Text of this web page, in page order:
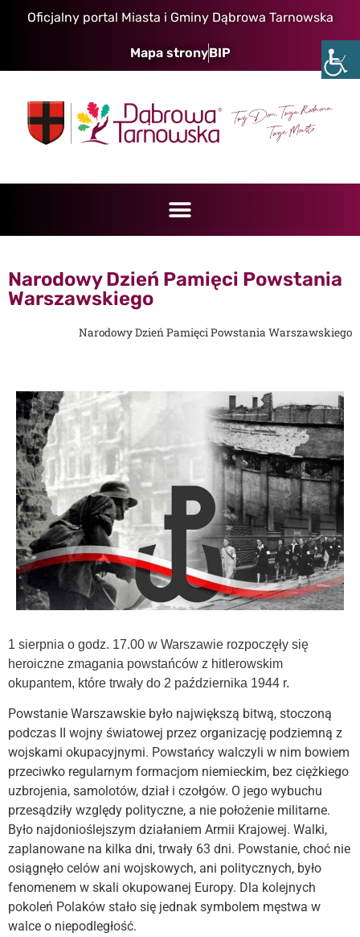
Oficjalny portal Miasta i Gminy Dąbrowa Tarnowska
Mapa stronyBIP
Narodowy Dzień Pamięci Powstania
Warszawskiego
Narodowy Dzień Pamięci Powstania Warszawskiego
1 sierpnia o godz. 17.00 w Warszawie rozpoczęły się
heroiczne zmagania powstańców z hitlerowskim
okupantem, które trwały do 2 października 1944 r.
Powstanie Warszawskie było największą bitwą, stoczoną
podczas II wojny światowej przez organizację podziemną z
wojskami okupacyjnymi. Powstańcy walczyli w nim bowiem
przeciwko regularnym formacjom niemieckim, bez ciężkiego
uzbrojenia, samolotów, dział i czołgów. O jego wybuchu
przesądziły względy polityczne, a nie położenie militarne.
Było najdonioślejszym działaniem Armii Krajowej. Walki,
zaplanowane na kilka dni, trwały 63 dni. Powstanie, choć nie
osiągnęło celów ani wojskowych, ani politycznych, było
fenomenem w skali okupowanej Europy. Dla kolejnych
pokoleń Polaków stało się jednak symbolem męstwa w
walce o niepodległość.